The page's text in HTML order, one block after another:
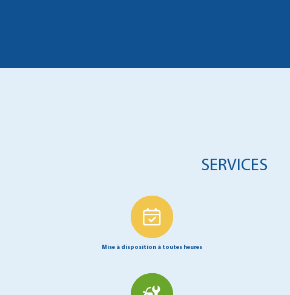
SERVICES
Mise à disposition à toutes heures